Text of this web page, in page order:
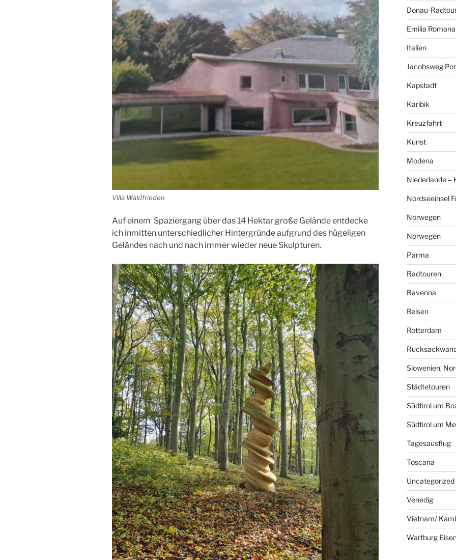
Villa Waldfrieden
Auf einem Spaziergang über das 14 Hektar große Gelände entdecke
ich inmitten unterschiedlicher Hintergründe aufgrund des hügeligen
Geländes nach und nach immer wieder neue Skulpturen.
Donau-
Emilia Romana
Italien
Jacobsweg
Kapstadt
Karibik
Kreuzfahrt
Kunst
Modena
Niederlande –
Nordseeinsel
Norwegen
Norwegen
Parma
Radtouren
Ravenna
Reisen
Rotterdam
Slowenien,
Städtetouren
Südtirol um
Südtirol um
Tagesausflug
Toscana
Uncategorized
Venedig
Vietnam/
Wartburg